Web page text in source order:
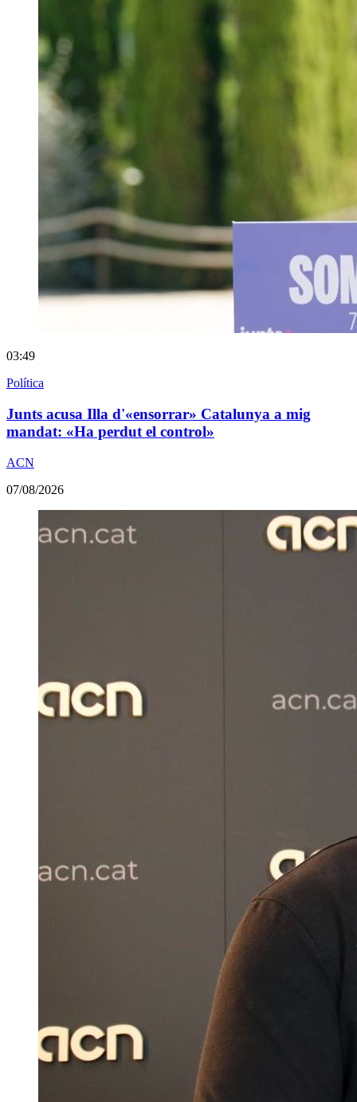
03:49
Política
Junts acusa Illa d'«ensorrar» Catalunya a mig
mandat: «Ha perdut el control»
ACN
07/08/2026